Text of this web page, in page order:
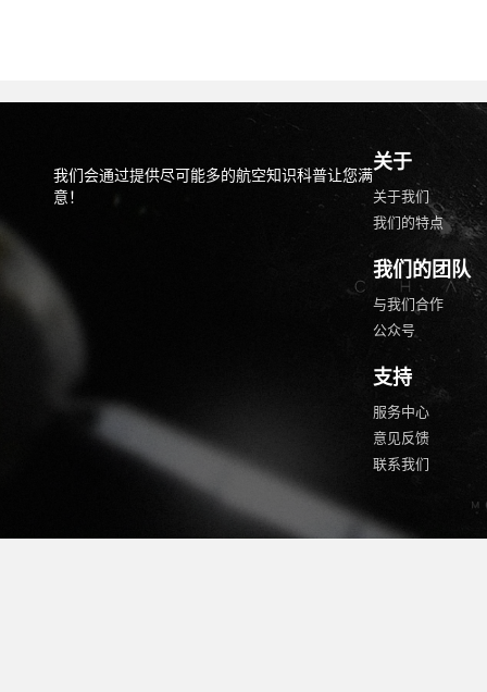
我们会通过提供尽可能多的航空知识科普让您满
意！
关于
关于我们
我们的特点
我们的团队
与我们合作
公众号
支持
服务中心
意见反馈
联系我们